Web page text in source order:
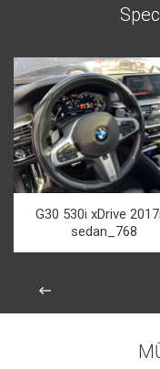
G30 530i xDrive
sedan_768